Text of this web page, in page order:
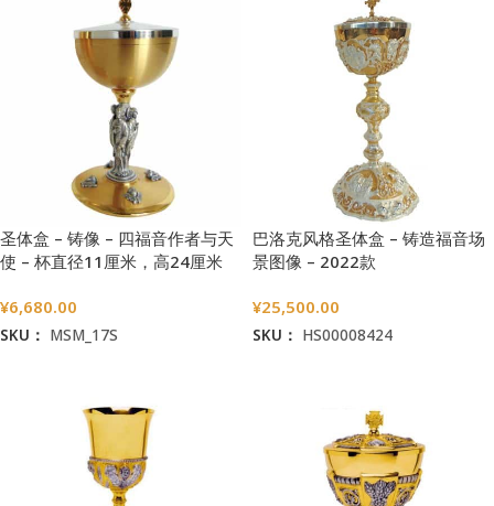
圣体盒 – 铸像 – 四福音作者与天
使 – 杯直径11厘米，高24厘米
¥6,680.00
SKU： MSM_17S
巴洛克风格圣体盒 – 铸造福音场
景图像 – 2022款
¥25,500.00
SKU： HS00008424